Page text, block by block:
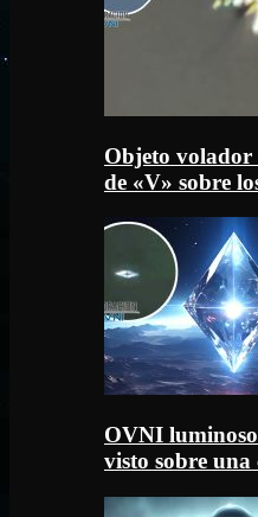
Objeto
de «V» sobre
OVNI
visto sobre